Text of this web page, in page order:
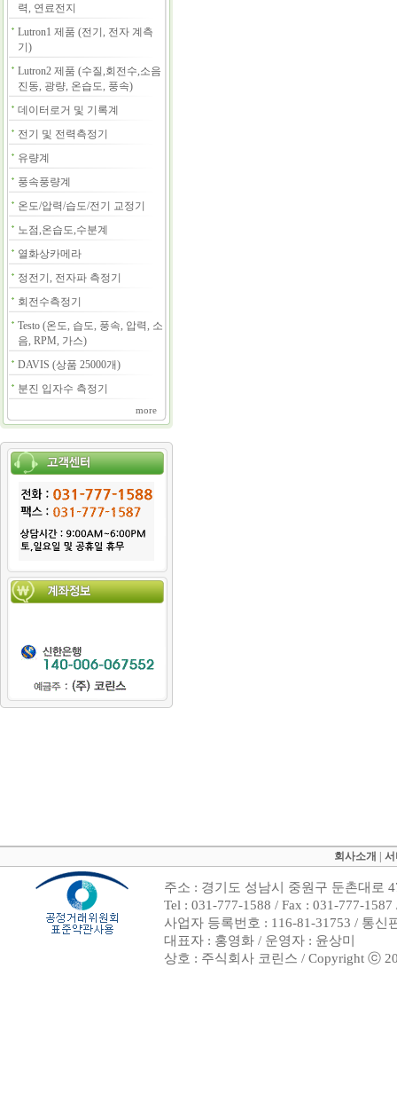
력, 연료전지
Lutron1 제품 (전기, 전자 계측
기)
Lutron2 제품 (수질,회전수,소음
진동, 광량, 온습도, 풍속)
데이터로거 및 기록계
전기 및 전력측정기
유량계
풍속풍량계
온도/압력/습도/전기 교정기
노점,온습도,수분계
열화상카메라
정전기, 전자파 측정기
회전수측정기
Testo (온도, 습도, 풍속, 압력, 소
음, RPM, 가스)
DAVIS (상품 25000개)
분진 입자수 측정기
more
회사소개
주소 : 경기도 성남시 중원구 둔촌대로
Tel : 031-777-1588 / Fax : 031-777-
사업자 등록번호 : 116-81-31753 / 통신
대표자 : 홍영화 / 운영자 : 윤상미
상호 : 주식회사 코린스 / Copyright ⓒ